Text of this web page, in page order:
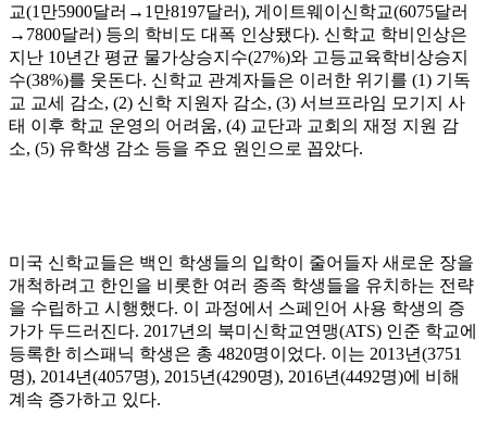
교(1만5900달러 → 1만8197달러), 게이트웨이신학교(6075달러
→ 7800달러) 등의 학비도 대폭 인상됐다). 신학교 학비인상은
지난 10년간 평균 물가상승지수(27%)와 고등교육학비상승지
수(38%)를 웃돈다. 신학교 관계자들은 이러한 위기를 (1) 기독
교 교세 감소, (2) 신학 지원자 감소, (3) 서브프라임 모기지 사
태 이후 학교 운영의 어려움, (4) 교단과 교회의 재정 지원 감
소, (5) 유학생 감소 등을 주요 원인으로 꼽았다.
미국 신학교들은 백인 학생들의 입학이 줄어들자 새로운 장을
개척하려고 한인을 비롯한 여러 종족 학생들을 유치하는 전략
을 수립하고 시행했다. 이 과정에서 스페인어 사용 학생의 증
가가 두드러진다. 2017년의 북미신학교연맹(ATS) 인준 학교에
등록한 히스패닉 학생은 총 4820명이었다. 이는 2013년(3751
명), 2014년(4057명), 2015년(4290명), 2016년(4492명)에 비해
계속 증가하고 있다.